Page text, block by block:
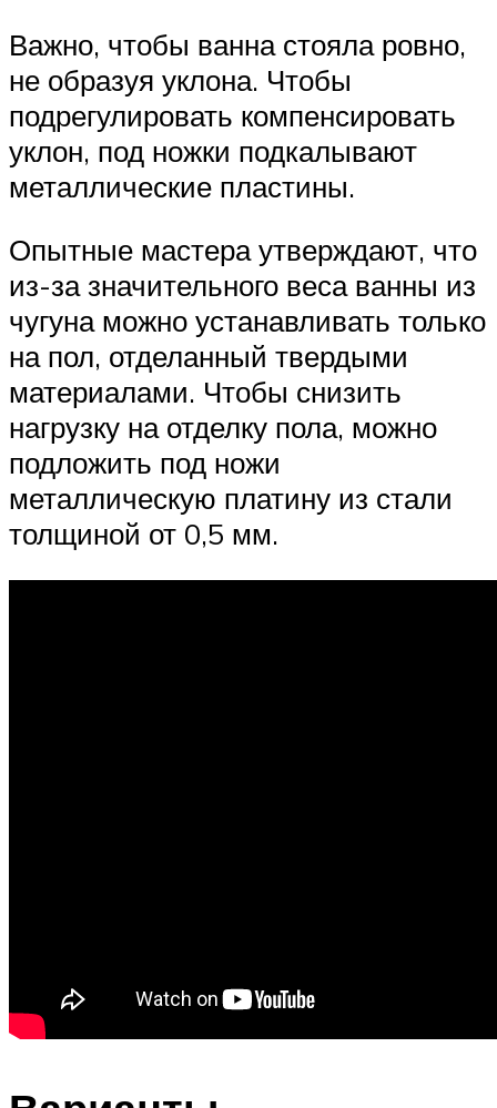
Важно, чтобы ванна стояла ровно,
не образуя уклона. Чтобы
подрегулировать компенсировать
уклон, под ножки подкалывают
металлические пластины.
Опытные мастера утверждают, что
из-за значительного веса ванны из
чугуна можно устанавливать только
на пол, отделанный твердыми
материалами. Чтобы снизить
нагрузку на отделку пола, можно
подложить под ножи
металлическую платину из стали
толщиной от 0,5 мм.